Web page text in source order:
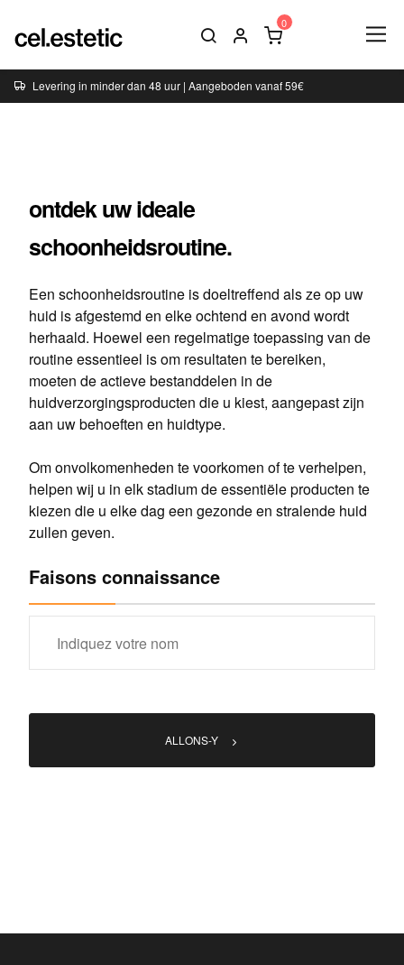
Levering in minder dan 48 uur | Aangeboden vanaf 59€
ontdek uw ideale
schoonheidsroutine.
Een schoonheidsroutine is doeltreffend als ze op uw
huid is afgestemd en elke ochtend en avond wordt
herhaald. Hoewel een regelmatige toepassing van de
routine essentieel is om resultaten te bereiken,
moeten de actieve bestanddelen in de
huidverzorgingsproducten die u kiest, aangepast zijn
aan uw behoeften en huidtype.
Om onvolkomenheden te voorkomen of te verhelpen,
helpen wij u in elk stadium de essentiële producten te
kiezen die u elke dag een gezonde en stralende huid
zullen geven.
Faisons connaissance
ALLONS-Y